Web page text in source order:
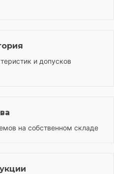
и допусков
на собственном складе